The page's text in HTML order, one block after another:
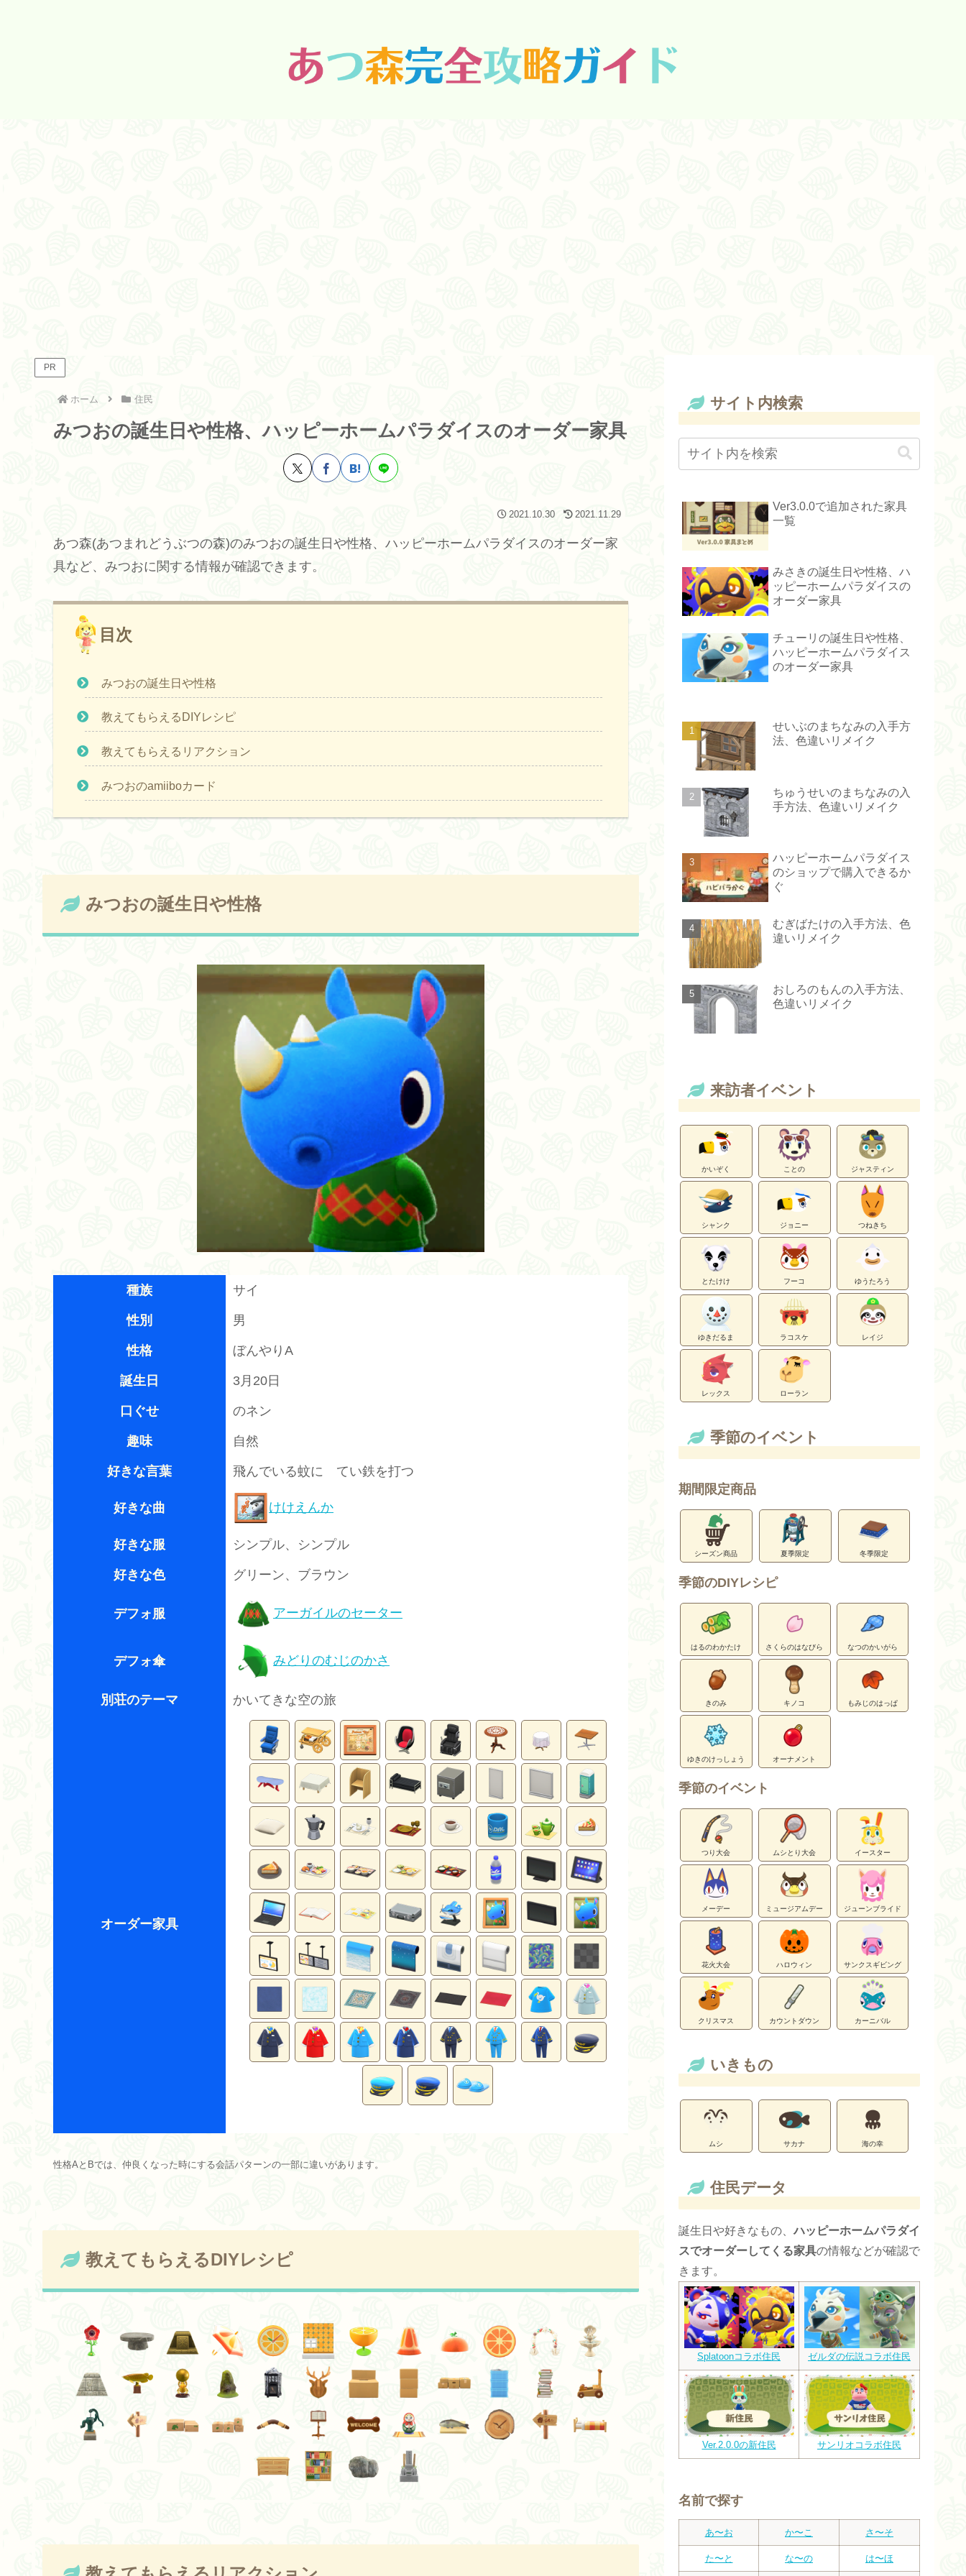
PR
ホーム 住民
みつおの誕生日や性格、ハッピーホームパラダイスのオーダー家具
2021.10.30 2021.11.29
あつ森(あつまれどうぶつの森)のみつおの誕生日や性格、ハッピーホームパラダイスのオーダー家
具など、みつおに関する情報が確認できます。
目次
みつおの誕生日や性格
教えてもらえるDIYレシピ
教えてもらえるリアクション
みつおのamiiboカード
みつおの誕生日や性格
種族 サイ
性別 男
性格 ぼんやりA
誕生日 3月20日
口ぐせ のネン
趣味 自然
好きな言葉 飛んでいる蚊に てい鉄を打つ
好きな曲 けけえんか
好きな服 シンプル、シンプル
好きな色 グリーン、ブラウン
デフォ服 アーガイルのセーター
デフォ傘 みどりのむじのかさ
別荘のテーマ かいてきな空の旅
オーダー家具
性格AとBでは、仲良くなった時にする会話パターンの一部に違いがあります。
教えてもらえるDIYレシピ
サイト内検索
Ver3.0.0で追加された家具
一覧
みさきの誕生日や性格、ハ
ッピーホームパラダイスの
オーダー家具
チューリの誕生日や性格、
ハッピーホームパラダイス
のオーダー家具
せいぶのまちなみの入手方
法、色違いリメイク
ちゅうせいのまちなみの入
手方法、色違いリメイク
ハッピーホームパラダイス
のショップで購入できるか
ぐ
むぎばたけの入手方法、色
違いリメイク
おしろのもんの入手方法、
色違いリメイク
来訪者イベント
かいぞく ことの ジャスティン
シャンク ジョニー つねきち
とたけけ フーコ ゆうたろう
ゆきだるま ラコスケ レイジ
レックス ローラン
季節のイベント
期間限定商品
シーズン商品 夏季限定 冬季限定
季節のDIYレシピ
はるのわかたけ さくらのはなびら なつのかいがら
きのみ キノコ もみじのはっぱ
ゆきのけっしょう オーナメント
季節のイベント
つり大会 ムシとり大会 イースター
メーデー ミュージアムデー ジューンブライド
花火大会 ハロウィン サンクスギビング
クリスマス カウントダウン カーニバル
いきもの
ムシ サカナ 海の幸
住民データ
誕生日や好きなもの、ハッピーホームパラダイ
スでオーダーしてくる家具の情報などが確認で
きます。
Splatoonコラボ住民 ゼルダの伝説コラボ住民
Ver.2.0.0の新住民 サンリオコラボ住民
名前で探す
あ〜お か〜こ さ〜そ
た〜と な〜の は〜ほ